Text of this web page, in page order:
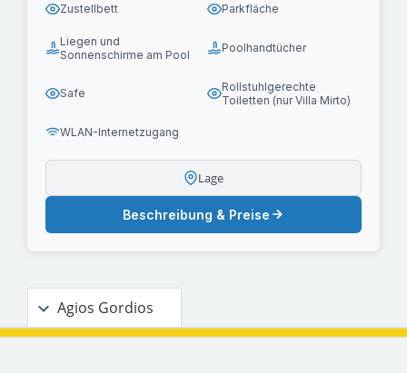
Zustellbett Parkfläche
Liegen und
Sonnenschirme am Pool
Poolhandtücher
Safe
Rollstuhlgerechte
Toiletten (nur Villa Mirto)
WLAN-Internetzugang
Lage
Beschreibung & Preise
Agios Gordios